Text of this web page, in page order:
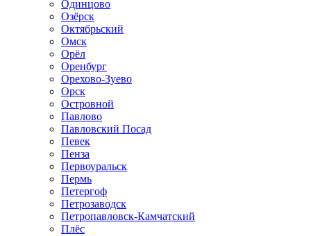
Одинцово
Озёрск
Октябрьский
Омск
Орёл
Оренбург
Орехово-Зуево
Орск
Островной
Павлово
Павловский Посад
Певек
Пенза
Первоуральск
Пермь
Петергоф
Петрозаводск
Петропавловск-Камчатский
Плёс